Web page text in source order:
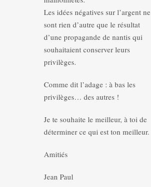
Les idées négatives sur l’argent ne
sont rien d’autre que le résultat
d’une propagande de nantis qui
souhaitaient conserver leurs
privilèges.
Comme dit l’adage : à bas les
privilèges… des autres !
Je te souhaite le meilleur, à toi de
déterminer ce qui est ton meilleur.
Amitiés
Jean Paul